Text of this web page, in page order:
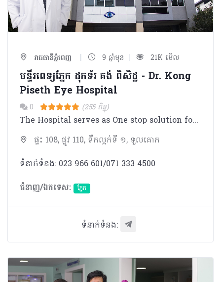
រាជធានីភ្នំពេញ | 9 ឆ្នាំមុន | 21K មើល
មន្ទីរពេទ្យភ្នែក ដុកទ័រ គង់ ពិសិដ្ឋ​​ - Dr. Kong
Piseth Eye Hospital
0 (255 ពិន្ទុ)
The Hospital serves as One stop solution for complete eye care with associated services like Optical, Pharmacy, Laboratary. - Observation gallery associated with Operation Theatre for viewing ongoing surgery by family members. - 1st to launch the spectacle removal procedure LASIK in Cambodia - 1st to introduce Corneal Services (Corneal Transplantation) in Cambodia - Destination for complete eye care for Cambodia & Neighbouring countries.
ផ្ទះ 108, ផ្លូវ 110, ទឹកល្អក់ទី ១, ទួលគោក
ទំនាក់ទំនង: 023 966 601/071 333 4500
ជំនាញ/ឯកទេស:
ភ្នែក​
ទំនាក់ទំនង: